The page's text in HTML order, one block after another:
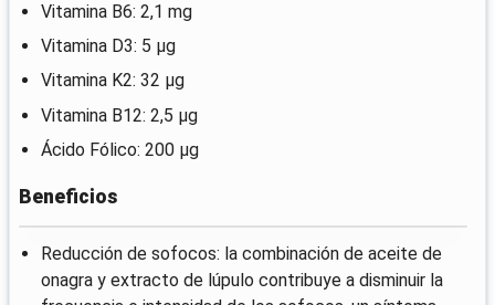
Vitamina B6: 2,1 mg
Vitamina D3: 5 μg
Vitamina K2: 32 μg
Vitamina B12: 2,5 μg
Ácido Fólico: 200 μg
Beneficios
Reducción de sofocos: la combinación de aceite de
onagra y extracto de lúpulo contribuye a disminuir la